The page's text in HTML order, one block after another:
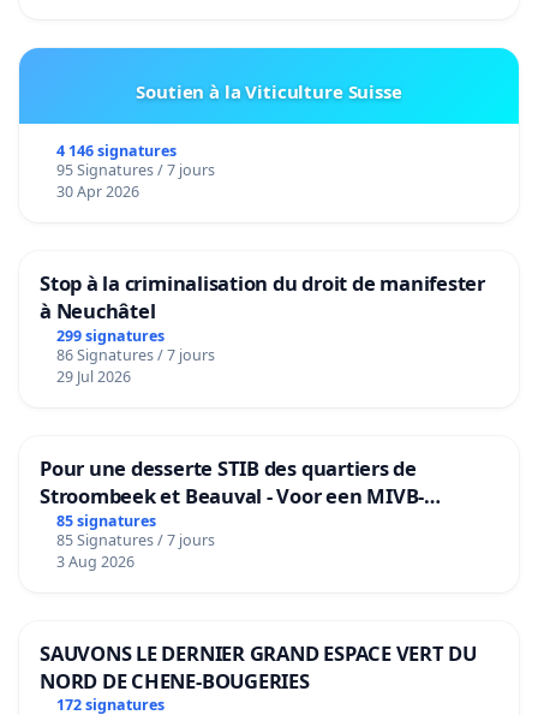
Soutien à la Viticulture Suisse
4 146 signatures
95 Signatures / 7 jours
30 Apr 2026
Stop à la criminalisation du droit de manifester
à Neuchâtel
299 signatures
86 Signatures / 7 jours
29 Jul 2026
Pour une desserte STIB des quartiers de
Stroombeek et Beauval - Voor een MIVB-
bediening van de wijken Strombeek en Het
Voor
85 signatures
85 Signatures / 7 jours
3 Aug 2026
SAUVONS LE DERNIER GRAND ESPACE VERT DU
NORD DE CHENE-BOUGERIES
172 signatures